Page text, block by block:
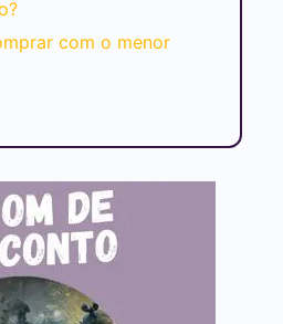
com o menor